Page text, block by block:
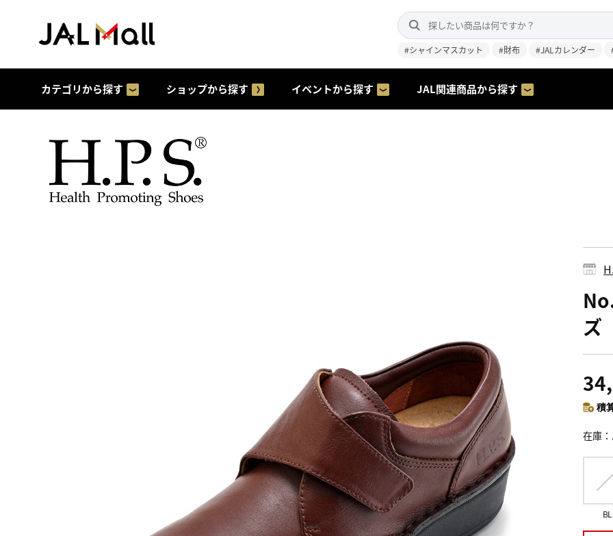
#シャインマスカット #財布 #JALカレンダー
カテゴリから探す ショップから探す イベントから探す JAL関連商品から探す
ズ
積
在庫
BL